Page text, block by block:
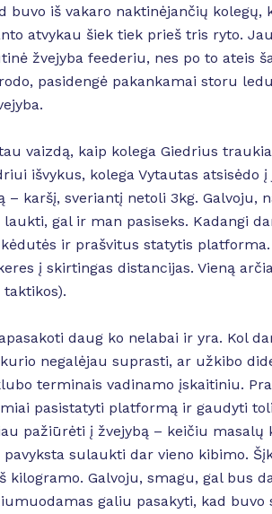
buvo iš vakaro naktinėjančių
atvykau šiek tiek prieš tris ryto.
žvejyba feederiu, nes po to ateis
pasidengė pakankamai storu
vaizdą, kaip kolega Giedrius
išvykus, kolega Vytautas
– karšį, sveriantį netoli 3kg. Galvoju,
gal ir man pasiseks. Kadangi
ir prašvitus statytis
į skirtingas distancijas. Vieną
daug ko nelabai ir yra. Kol
negalėjau suprasti, ar užkibo
terminais vadinamo įskaitiniu.
pasistatyti platformą ir gaudyti
pažiūrėti į žvejybą – keičiu masalų
sulaukti dar vieno kibimo.
kilogramo. Galvoju, smagu, gal bus
galiu pasakyti, kad